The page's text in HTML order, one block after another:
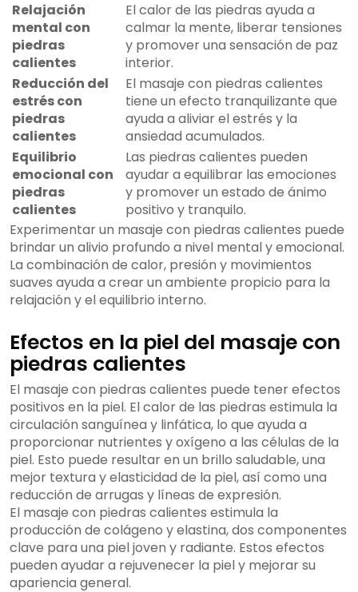
Relajación
mental con
piedras
calientes
El calor de las piedras ayuda a
calmar la mente, liberar tensiones
y promover una sensación de paz
interior.
Reducción del
estrés con
piedras
calientes
El masaje con piedras calientes
tiene un efecto tranquilizante que
ayuda a aliviar el estrés y la
ansiedad acumulados.
Equilibrio
emocional con
piedras
calientes
Las piedras calientes pueden
ayudar a equilibrar las emociones
y promover un estado de ánimo
positivo y tranquilo.
Experimentar un masaje con piedras calientes puede
brindar un alivio profundo a nivel mental y emocional.
La combinación de calor, presión y movimientos
suaves ayuda a crear un ambiente propicio para la
relajación y el equilibrio interno.
Efectos en la piel del masaje con
piedras calientes
El masaje con piedras calientes puede tener efectos
positivos en la piel. El calor de las piedras estimula la
circulación sanguínea y linfática, lo que ayuda a
proporcionar nutrientes y oxígeno a las células de la
piel. Esto puede resultar en un brillo saludable, una
mejor textura y elasticidad de la piel, así como una
reducción de arrugas y líneas de expresión.
El masaje con piedras calientes estimula la
producción de colágeno y elastina, dos componentes
clave para una piel joven y radiante. Estos efectos
pueden ayudar a rejuvenecer la piel y mejorar su
apariencia general.